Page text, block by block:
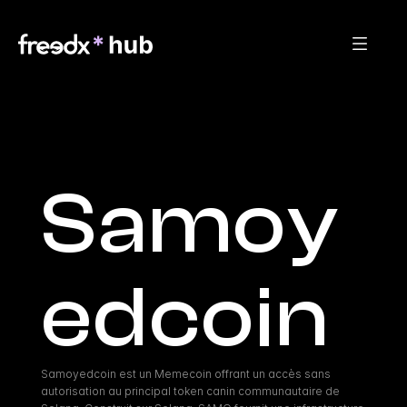
Samoy
edcoin
Samoyedcoin est un Memecoin offrant un accès sans
autorisation au principal token canin communautaire de